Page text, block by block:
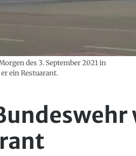
des 3. September 2021 in
ein Restuarant.